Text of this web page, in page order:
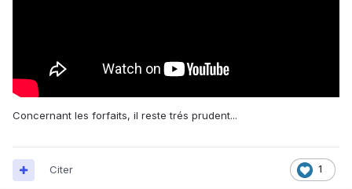
Concernant les forfaits, il reste trés prudent...
1
Citer